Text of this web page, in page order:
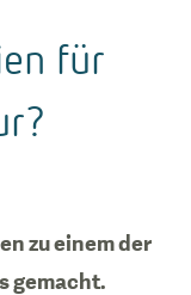
für
zu einem der
gemacht.